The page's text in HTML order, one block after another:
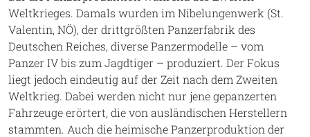
Weltkrieges. Damals wurden im Nibelungenwerk (St.
Valentin, NÖ), der drittgrößten Panzerfabrik des
Deutschen Reiches, diverse Panzermodelle – vom
Panzer IV bis zum Jagdtiger – produziert. Der Fokus
liegt jedoch eindeutig auf der Zeit nach dem Zweiten
Weltkrieg. Dabei werden nicht nur jene gepanzerten
Fahrzeuge erörtert, die von ausländischen Herstellern
stammten. Auch die heimische Panzerproduktion der